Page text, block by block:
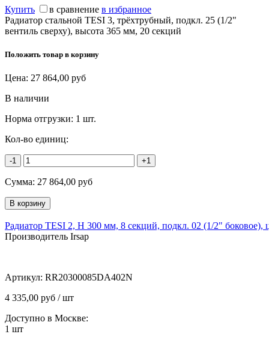
Купить в сравнение в избранное
Радиатор стальной TESI 3, трёхтрубный, подкл. 25 (1/2"
вентиль сверху), высота 365 мм, 20 секций
Положить товар в корзину
Цена: 27 864,00 руб
В наличии
Норма отгрузки: 1 шт.
Кол-во единиц:
-1 +1
Сумма: 27 864,00 руб
Радиатор TESI 2, H 300 мм, 8 секций, подкл. 02 (1/2" боковое),
Производитель Irsap
Артикул: RR20300085DA402N
4 335,00 руб / шт
Доступно в Москве:
1 шт